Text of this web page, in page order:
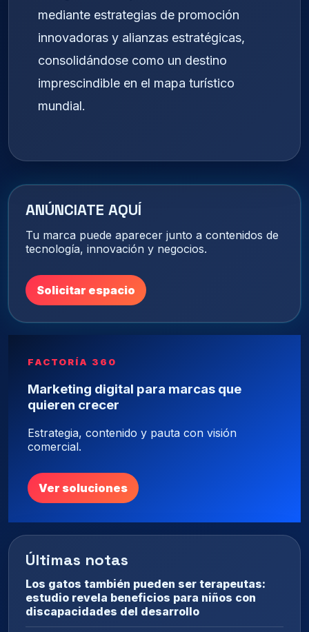
mediante estrategias de promoción
innovadoras y alianzas estratégicas,
consolidándose como un destino
imprescindible en el mapa turístico
mundial.
ANÚNCIATE AQUÍ
Tu marca puede aparecer junto a contenidos de
tecnología, innovación y negocios.
Solicitar espacio
FACTORÍA 360
Marketing digital para marcas que
quieren crecer
Estrategia, contenido y pauta con visión
comercial.
Ver soluciones
Últimas notas
Los gatos también pueden ser terapeutas:
estudio revela beneficios para niños con
discapacidades del desarrollo